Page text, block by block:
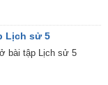
Lịch sử 5
bài tập Lịch sử 5